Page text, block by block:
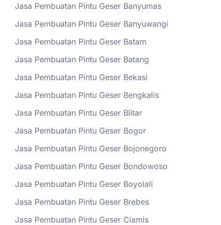
Jasa Pembuatan Pintu Geser Banyumas
Jasa Pembuatan Pintu Geser Banyuwangi
Jasa Pembuatan Pintu Geser Batam
Jasa Pembuatan Pintu Geser Batang
Jasa Pembuatan Pintu Geser Bekasi
Jasa Pembuatan Pintu Geser Bengkalis
Jasa Pembuatan Pintu Geser Blitar
Jasa Pembuatan Pintu Geser Bogor
Jasa Pembuatan Pintu Geser Bojonegoro
Jasa Pembuatan Pintu Geser Bondowoso
Jasa Pembuatan Pintu Geser Boyolali
Jasa Pembuatan Pintu Geser Brebes
Jasa Pembuatan Pintu Geser Ciamis